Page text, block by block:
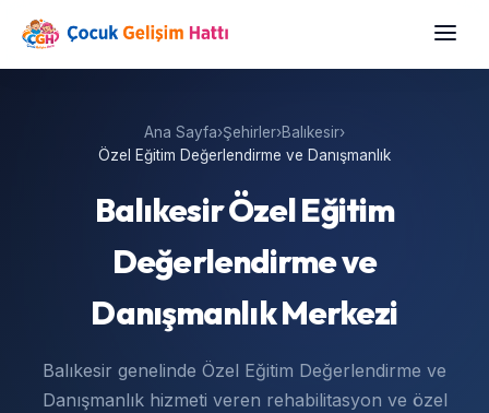
Ana Sayfa›Şehirler›Balıkesir›
Özel Eğitim Değerlendirme ve Danışmanlık
Balıkesir Özel Eğitim
Değerlendirme ve
Danışmanlık Merkezi
Balıkesir genelinde Özel Eğitim Değerlendirme ve
Danışmanlık hizmeti veren rehabilitasyon ve özel